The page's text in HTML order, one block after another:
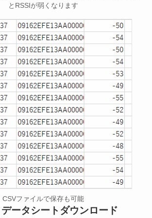
とRSSIが弱くなります
CSVファイルで保存も可能
ータシートダウンロード